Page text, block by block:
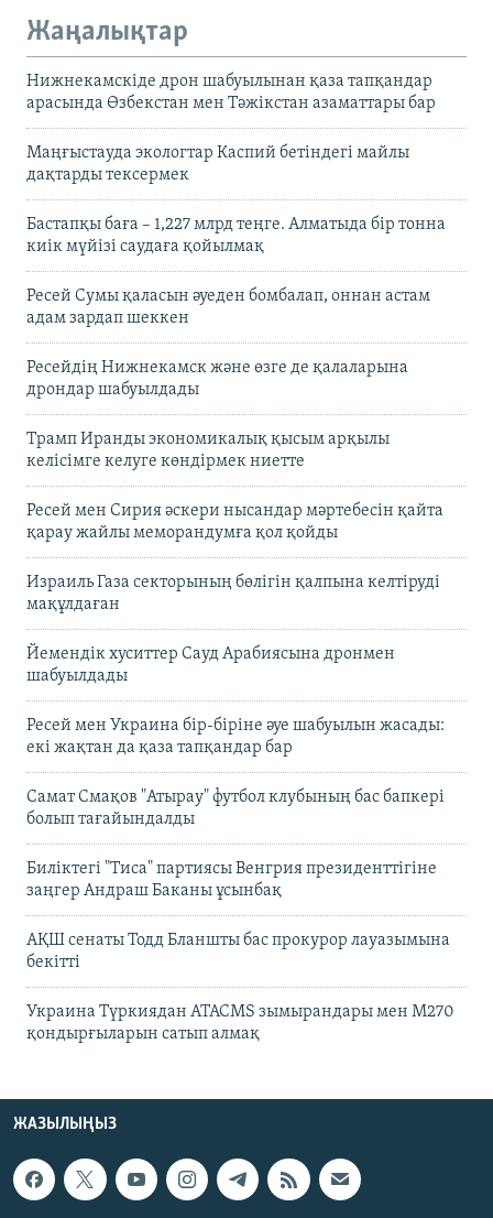
Жаңалықтар
Нижнекамскіде дрон шабуылынан қаза тапқандар
арасында Өзбекстан мен Тәжікстан азаматтары бар
Маңғыстауда экологтар Каспий бетіндегі майлы
дақтарды тексермек
Бастапқы баға – 1,227 млрд теңге. Алматыда бір тонна
киік мүйізі саудаға қойылмақ
Ресей Сумы қаласын әуеден бомбалап, оннан астам
адам зардап шеккен
Ресейдің Нижнекамск және өзге де қалаларына
дрондар шабуылдады
Трамп Иранды экономикалық қысым арқылы
келісімге келуге көндірмек ниетте
Ресей мен Сирия әскери нысандар мәртебесін қайта
қарау жайлы меморандумға қол қойды
Израиль Газа секторының бөлігін қалпына келтіруді
мақұлдаған
Йемендік хуситтер Сауд Арабиясына дронмен
шабуылдады
Ресей мен Украина бір-біріне әуе шабуылын жасады:
екі жақтан да қаза тапқандар бар
Самат Смақов "Атырау" футбол клубының бас бапкері
болып тағайындалды
Биліктегі "Тиса" партиясы Венгрия президенттігіне
заңгер Андраш Баканы ұсынбақ
АҚШ сенаты Тодд Бланшты бас прокурор лауазымына
бекітті
Украина Түркиядан ATACMS зымырандары мен M270
қондырғыларын сатып алмақ
ЖАЗЫЛЫҢЫЗ